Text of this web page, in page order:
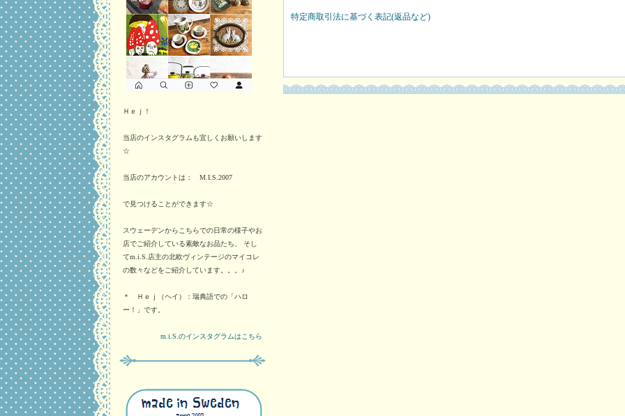
Ｈｅｊ！
当店のインスタグラムも宜しくお願いします
☆
当店のアカウントは： M.I.S.2007
で見つけることができます☆
スウェーデンからこちらでの日常の様子やお
店でご紹介している素敵なお品たち、 そし
てm.i.S.店主の北欧ヴィンテージのマイコレ
の数々などをご紹介しています。。。♪
＊ Ｈｅｊ（ヘイ）：瑞典語での「ハロ
ー！」です。
m.i.S.のインスタグラムはこちら
特定商取引法に基づく表記(返品など)